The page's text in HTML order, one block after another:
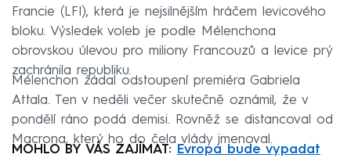
Francie (LFI), která je nejsilnějším hráčem levicového
bloku. Výsledek voleb je podle Mélenchona
obrovskou úlevou pro miliony Francouzů a levice prý
zachránila republiku.
Mélenchon žádal odstoupení premiéra Gabriela
Attala. Ten v neděli večer skutečně oznámil, že v
pondělí ráno podá demisi. Rovněž se distancoval od
Macrona, který ho do čela vlády jmenoval.
MOHLO BY VÁS ZAJÍMAT:
Evropa bude vypadat